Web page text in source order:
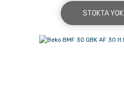
STOKTA YOK